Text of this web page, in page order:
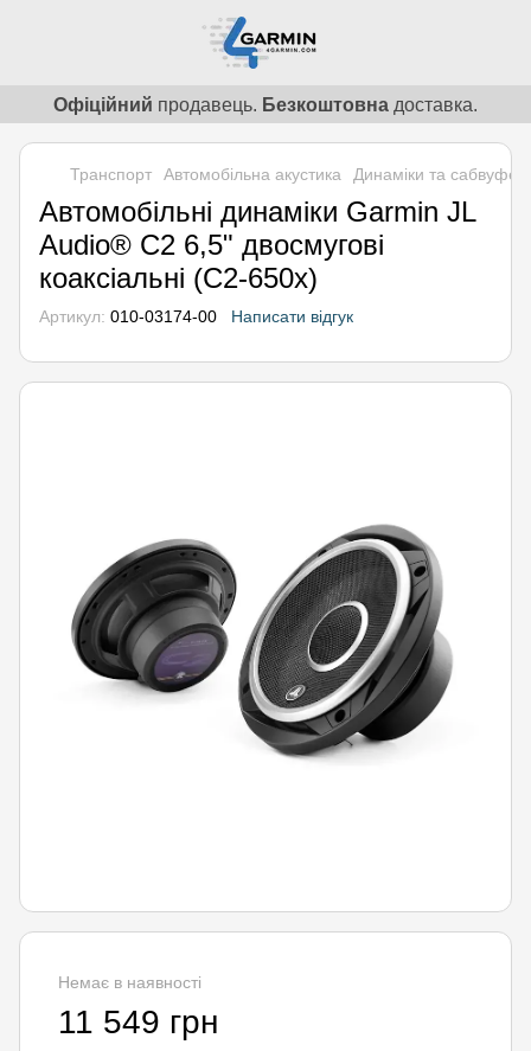
Офіційний продавець. Безкоштовна доставка.
Транспорт Автомобільна акустика Динаміки та
Автомобільні динаміки Garmin JL
Audio® C2 6,5" двосмугові
коаксіальні (C2-650x)
Артикул: 010-03174-00 Написати відгук
Немає в наявності
11 549 грн